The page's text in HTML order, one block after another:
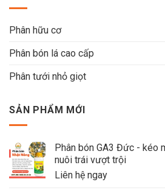
Phân hữu cơ
Phân bón lá cao cấp
Phân tưới nhỏ giọt
SẢN PHẨM MỚI
Phân bón GA3 Đức - kéo
nuôi trái vượt trội
Liên hệ ngay